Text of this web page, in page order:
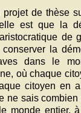
projet de thèse
est que la
de
la
dans le
où chaque
citoyen en
ne sais combien
monde entier,